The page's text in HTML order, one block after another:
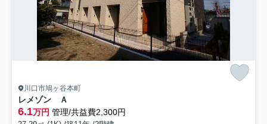
川口市鳩ヶ谷本町
レメゾン Ａ
6.1万円 管理/共益費2,300円